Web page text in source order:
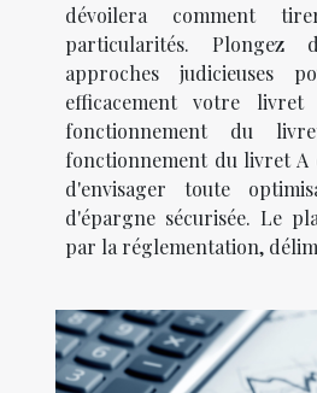
dévoilera comment
particularités. Plongez
approches judicieuses
efficacement votre
fonctionnement du
fonctionnement du livret
d'envisager toute
d'épargne sécurisée. Le
par la réglementation,